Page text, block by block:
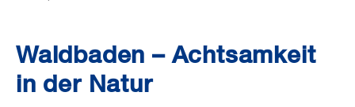
Waldbaden – Achtsamkeit
in der Natur